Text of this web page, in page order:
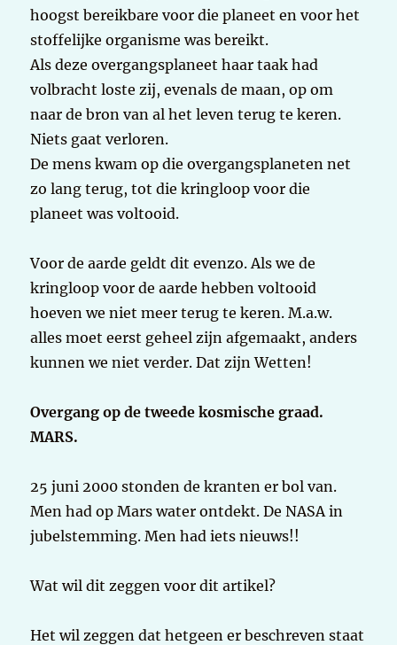
hoogst bereikbare voor die planeet en voor het
stoffelijke organisme was bereikt.
Als deze overgangsplaneet haar taak had
volbracht loste zij, evenals de maan, op om
naar de bron van al het leven terug te keren.
Niets gaat verloren.
De mens kwam op die overgangsplaneten net
zo lang terug, tot die kringloop voor die
planeet was voltooid.
Voor de aarde geldt dit evenzo. Als we de
kringloop voor de aarde hebben voltooid
hoeven we niet meer terug te keren. M.a.w.
alles moet eerst geheel zijn afgemaakt, anders
kunnen we niet verder. Dat zijn Wetten!
Overgang op de tweede kosmische graad.
MARS.
25 juni 2000 stonden de kranten er bol van.
Men had op Mars water ontdekt. De NASA in
jubelstemming. Men had iets nieuws!!
Wat wil dit zeggen voor dit artikel?
Het wil zeggen dat hetgeen er beschreven staat